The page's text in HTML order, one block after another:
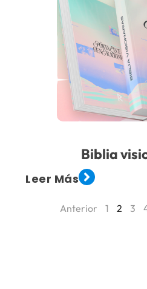
Biblia
Leer Más
Anterior 1 2 3